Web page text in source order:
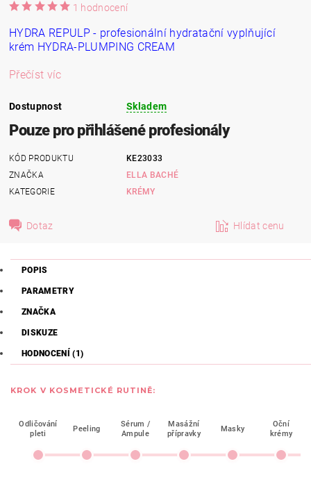
1 hodnocení
HYDRA REPULP - profesionální hydratační vyplňující
krém HYDRA-PLUMPING CREAM
Přečíst víc
Dostupnost Skladem
Pouze pro přihlášené profesionály
KÓD PRODUKTU
KE23033
ZNAČKA
ELLA BACHÉ
KATEGORIE
KRÉMY
Dotaz Hlídat cenu
POPIS
PARAMETRY
ZNAČKA
DISKUZE
HODNOCENÍ (1)
KROK V KOSMETICKÉ RUTINĚ:
Odličování
pleti
Peeling
Sérum /
Ampule
Masážní
přípravky
Masky
Oční
krémy